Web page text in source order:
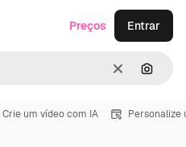
Limpar
Preços Entrar
Crie um vídeo com IA Personalize